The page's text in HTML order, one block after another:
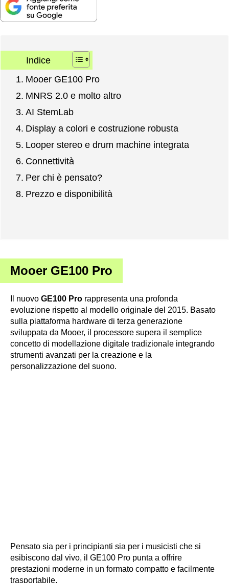
Indice
Mooer GE100 Pro
MNRS 2.0 e molto altro
AI StemLab
Display a colori e costruzione robusta
Looper stereo e drum machine integrata
Connettività
Per chi è pensato?
Prezzo e disponibilità
Mooer GE100 Pro
Il nuovo GE100 Pro rappresenta una profonda
evoluzione rispetto al modello originale del 2015. Basato
sulla piattaforma hardware di terza generazione
sviluppata da Mooer, il processore supera il semplice
concetto di modellazione digitale tradizionale integrando
strumenti avanzati per la creazione e la
personalizzazione del suono.
Pensato sia per i principianti sia per i musicisti che si
esibiscono dal vivo, il GE100 Pro punta a offrire
prestazioni moderne in un formato compatto e facilmente
trasportabile.